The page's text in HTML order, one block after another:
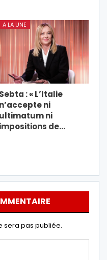
A LA UNE
Sebta : « L’Italie
n’accepte ni
ultimatum ni
impositions de…
sera pas publiée.